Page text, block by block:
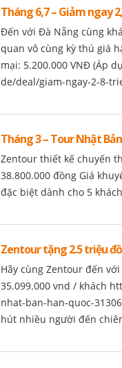
Tháng 6,7 – Giảm ngay
Đến với Đà Nẵng cùng
quan vô cùng kỳ thú giá
mại: 5.200.000 VNĐ (Áp
de/deal/giam-ngay-2-8-
Tháng 3 – Tour Nhật
Zentour thiết kế chuyến
38.800.000 đồng Giá
đặc biệt dành cho 5
Zentour tặng 2.5 triệu
Hãy cùng Zentour đến
35.099.000 vnd / khách
nhat-ban-han-quoc-
hút nhiều người đến